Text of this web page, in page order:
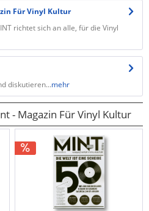
Für Vinyl Kultur
richtet sich an alle, für die Vinyl
diskutieren...mehr
- Magazin Für Vinyl Kultur